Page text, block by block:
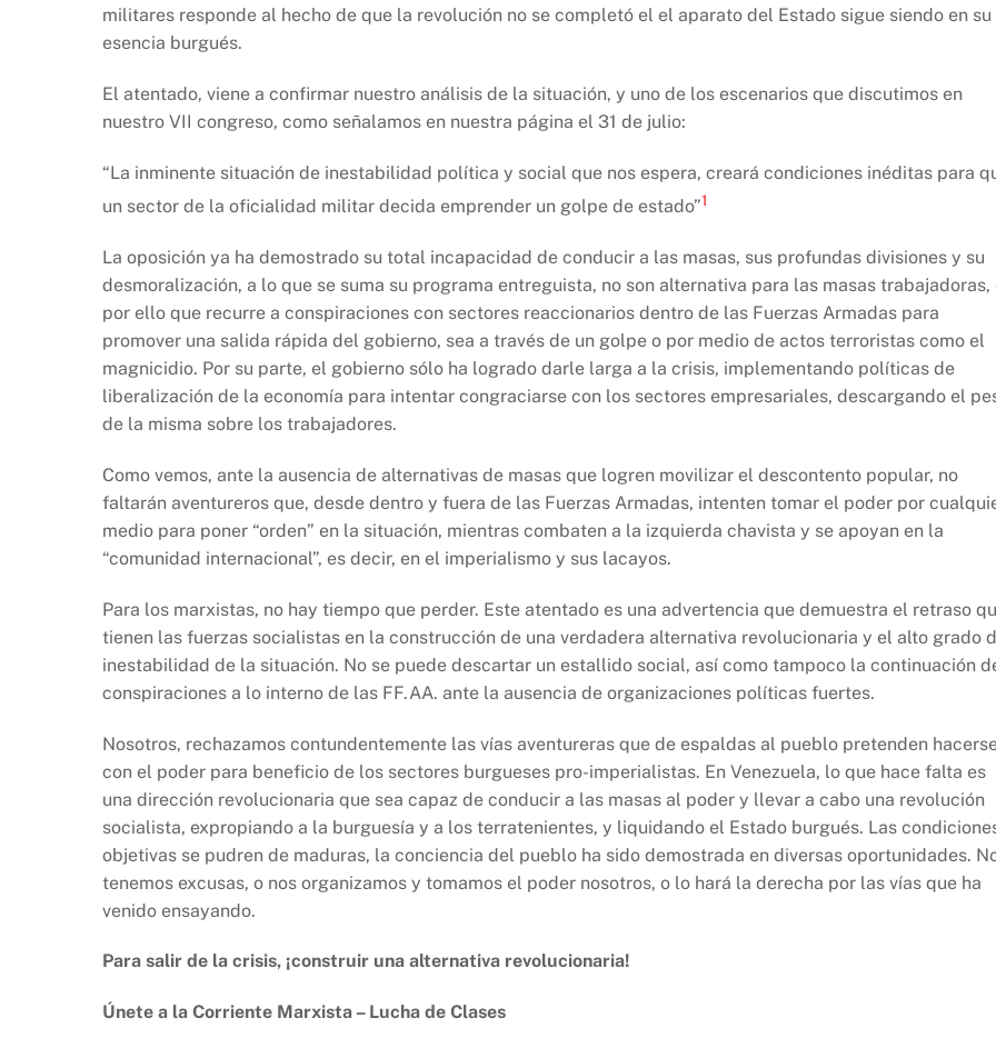
militares responde al hecho de que la revolución no se completó el el aparato del Estado sigue siendo en su
esencia burgués.
El atentado, viene a confirmar nuestro análisis de la situación, y uno de los escenarios que discutimos en
nuestro VII congreso, como señalamos en nuestra página el 31 de julio:
“La inminente situación de inestabilidad política y social que nos espera, creará condiciones inéditas para
un sector de la oficialidad militar decida emprender un golpe de estado”1
La oposición ya ha demostrado su total incapacidad de conducir a las masas, sus profundas divisiones y su
desmoralización, a lo que se suma su programa entreguista, no son alternativa para las masas trabajadoras,
por ello que recurre a conspiraciones con sectores reaccionarios dentro de las Fuerzas Armadas para
promover una salida rápida del gobierno, sea a través de un golpe o por medio de actos terroristas como el
magnicidio. Por su parte, el gobierno sólo ha logrado darle larga a la crisis, implementando políticas de
liberalización de la economía para intentar congraciarse con los sectores empresariales, descargando el
de la misma sobre los trabajadores.
Como vemos, ante la ausencia de alternativas de masas que logren movilizar el descontento popular, no
faltarán aventureros que, desde dentro y fuera de las Fuerzas Armadas, intenten tomar el poder por
medio para poner “orden” en la situación, mientras combaten a la izquierda chavista y se apoyan en la
“comunidad internacional”, es decir, en el imperialismo y sus lacayos.
Para los marxistas, no hay tiempo que perder. Este atentado es una advertencia que demuestra el retraso
tienen las fuerzas socialistas en la construcción de una verdadera alternativa revolucionaria y el alto grado
inestabilidad de la situación. No se puede descartar un estallido social, así como tampoco la continuación
conspiraciones a lo interno de las FF.AA. ante la ausencia de organizaciones políticas fuertes.
Nosotros, rechazamos contundentemente las vías aventureras que de espaldas al pueblo pretenden
con el poder para beneficio de los sectores burgueses pro-imperialistas. En Venezuela, lo que hace falta es
una dirección revolucionaria que sea capaz de conducir a las masas al poder y llevar a cabo una revolución
socialista, expropiando a la burguesía y a los terratenientes, y liquidando el Estado burgués. Las
objetivas se pudren de maduras, la conciencia del pueblo ha sido demostrada en diversas oportunidades.
tenemos excusas, o nos organizamos y tomamos el poder nosotros, o lo hará la derecha por las vías que ha
venido ensayando.
Para salir de la crisis, ¡construir una alternativa revolucionaria!
Únete a la Corriente Marxista – Lucha de Clases